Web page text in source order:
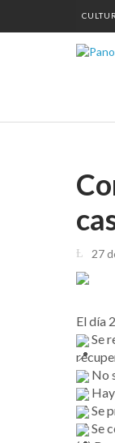
27
El día
Se
No
Se
Se